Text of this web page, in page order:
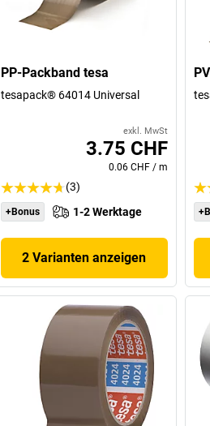
PP-Packband tesa
tesapack® 64014 Universal
exkl. MwSt
3.75 CHF
0.06 CHF / m
(3)
+Bonus 1-2 Werktage
2 Varianten anzeigen